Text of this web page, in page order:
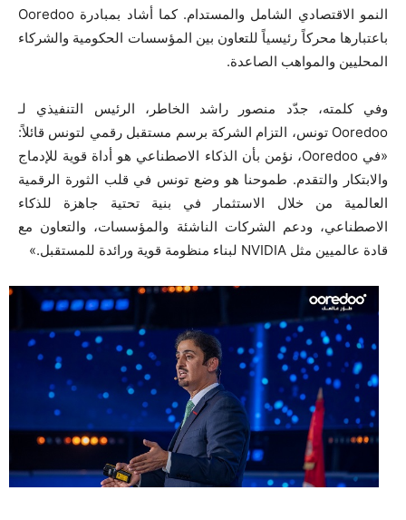
النمو الاقتصادي الشامل والمستدام. كما أشاد بمبادرة Ooredoo
باعتبارها محركاً رئيسياً للتعاون بين المؤسسات الحكومية والشركاء
المحليين والمواهب الصاعدة.
وفي كلمته، جدّد منصور راشد الخاطر، الرئيس التنفيذي لـ
Ooredoo تونس، التزام الشركة برسم مستقبل رقمي لتونس قائلاً:
«في Ooredoo، نؤمن بأن الذكاء الاصطناعي هو أداة قوية للإدماج
والابتكار والتقدم. طموحنا هو وضع تونس في قلب الثورة الرقمية
العالمية من خلال الاستثمار في بنية تحتية جاهزة للذكاء
الاصطناعي، ودعم الشركات الناشئة والمؤسسات، والتعاون مع
قادة عالميين مثل NVIDIA لبناء منظومة قوية ورائدة للمستقبل.»